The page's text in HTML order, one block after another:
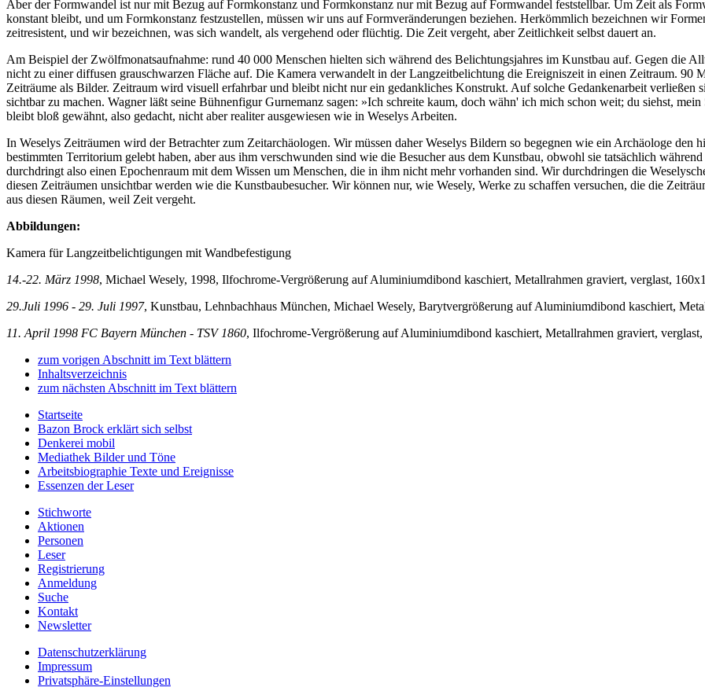
Aber der Formwandel ist nur mit Bezug auf Formkonstanz und Formkonstanz nur mit Bezug auf Formwandel feststellbar. Um Zeit als
konstant bleibt, und um Formkonstanz festzustellen, müssen wir uns auf Formveränderungen beziehen. Herkömmlich bezeichnen wir
zeitresistent, und wir bezeichnen, was sich wandelt, als vergehend oder flüchtig. Die Zeit vergeht, aber Zeitlichkeit selbst dauert an.
Am Beispiel der Zwölfmonatsaufnahme: rund 40 000 Menschen hielten sich während des Belichtungsjahres im Kunstbau auf. Gegen die
nicht zu einer diffusen grauschwarzen Fläche auf. Die Kamera verwandelt in der Langzeitbelichtung die Ereigniszeit in einen Zeitraum. 90
Zeiträume als Bilder. Zeitraum wird visuell erfahrbar und bleibt nicht nur ein gedankliches Konstrukt. Auf solche Gedankenarbeit verließen
sichtbar zu machen. Wagner läßt seine Bühnenfigur Gurnemanz sagen: »Ich schreite kaum, doch wähn' ich mich schon weit; du siehst,
bleibt bloß gewähnt, also gedacht, nicht aber realiter ausgewiesen wie in Weselys Arbeiten.
In Weselys Zeiträumen wird der Betrachter zum Zeitarchäologen. Wir müssen daher Weselys Bildern so begegnen wie ein Archäologe den
bestimmten Territorium gelebt haben, aber aus ihm verschwunden sind wie die Besucher aus dem Kunstbau, obwohl sie tatsächlich
durchdringt also einen Epochenraum mit dem Wissen um Menschen, die in ihm nicht mehr vorhanden sind. Wir durchdringen die
diesen Zeiträumen unsichtbar werden wie die Kunstbaubesucher. Wir können nur, wie Wesely, Werke zu schaffen versuchen, die die
aus diesen Räumen, weil Zeit vergeht.
Abbildungen:
Kamera für Langzeitbelichtigungen mit Wandbefestigung
14.-22. März 1998, Michael Wesely, 1998, Ilfochrome-Vergrößerung auf Aluminiumdibond kaschiert, Metallrahmen graviert, verglast,
29.Juli 1996 - 29. Juli 1997, Kunstbau, Lehnbachhaus München, Michael Wesely, Barytvergrößerung auf Aluminiumdibond kaschiert,
11. April 1998 FC Bayern München - TSV 1860, Ilfochrome-Vergrößerung auf Aluminiumdibond kaschiert, Metallrahmen graviert,
zum vorigen Abschnitt im Text blättern
Inhaltsverzeichnis
zum nächsten Abschnitt im Text blättern
Startseite
Bazon Brock erklärt sich selbst
Denkerei mobil
Mediathek Bilder und Töne
Arbeitsbiographie Texte und Ereignisse
Essenzen der Leser
Stichworte
Aktionen
Personen
Leser
Registrierung
Anmeldung
Suche
Kontakt
Newsletter
Datenschutzerklärung
Impressum
Privatsphäre-Einstellungen